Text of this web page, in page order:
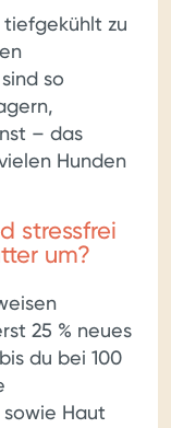
tiefgekühlt zu
so
– das
Hunden
stressfrei
um?
25 % neues
du bei 100
Haut